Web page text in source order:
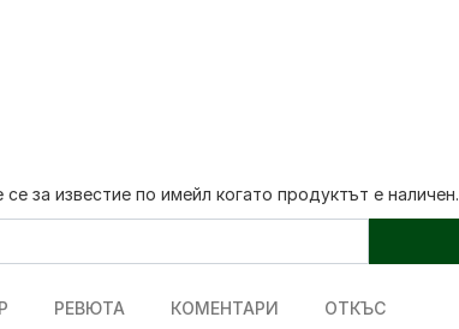
за известие по имейл когато продуктът е наличен.
РЕВЮТА КОМЕНТАРИ ОТКЪС